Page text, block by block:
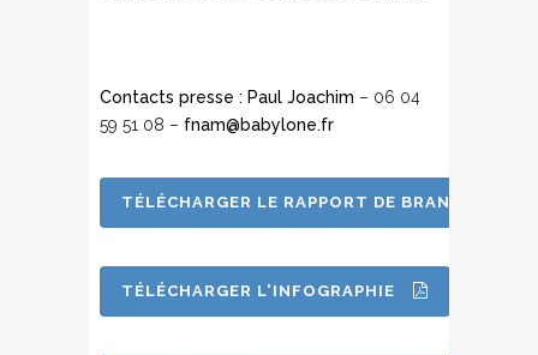
Contacts presse : Paul Joachim – 06 04
59 51 08 – fnam@babylone.fr
TÉLÉCHARGER LE RAPPORT DE BRANCHE
TÉLÉCHARGER L'INFOGRAPHIE